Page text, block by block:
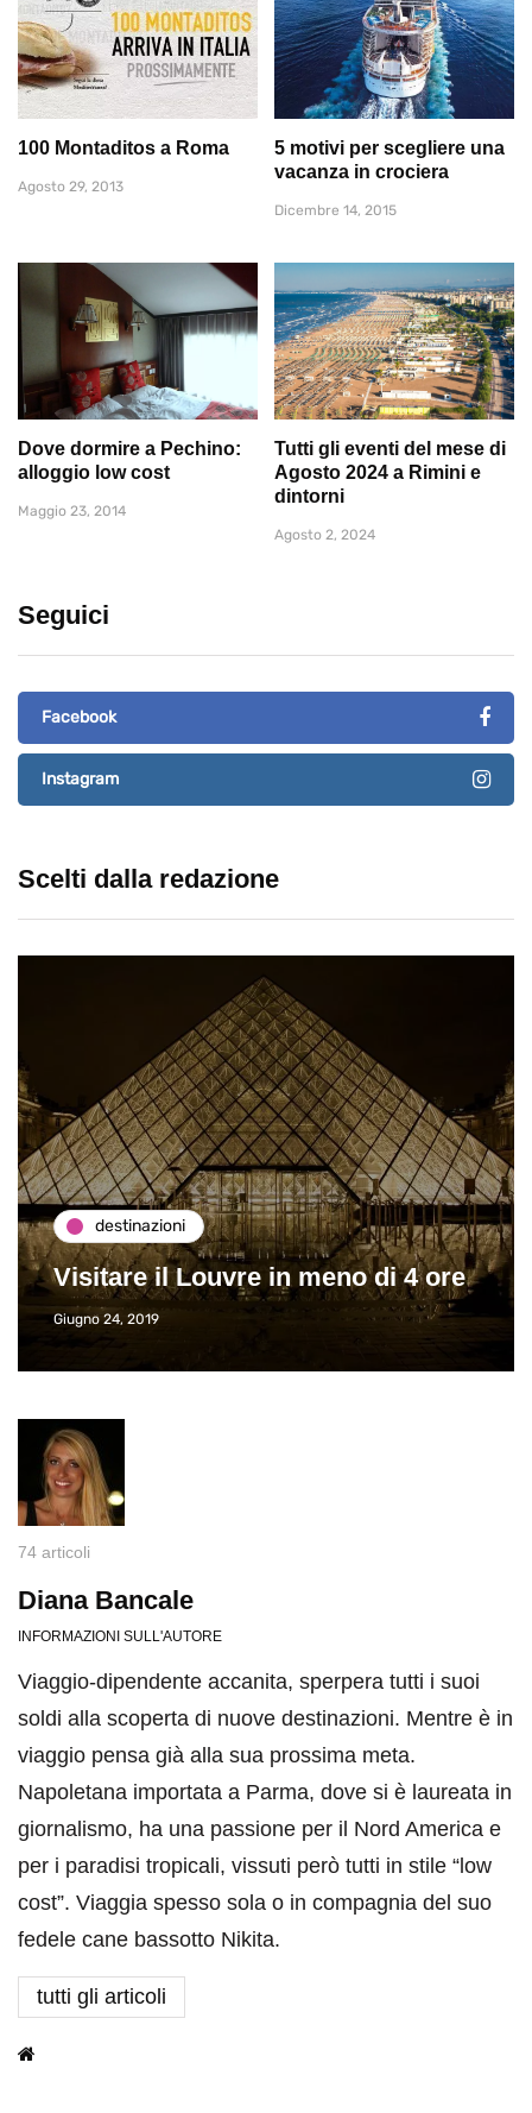
100 Montaditos a Roma
Agosto 29, 2013
5 motivi per scegliere una
vacanza in crociera
Dicembre 14, 2015
Dove dormire a Pechino:
alloggio low cost
Maggio 23, 2014
Tutti gli eventi del mese di
Agosto 2024 a Rimini e
dintorni
Agosto 2, 2024
Seguici
Facebook
Instagram
Scelti dalla redazione
destinazioni
Visitare il Louvre in meno di 4 ore
Giugno 24, 2019
74 articoli
Diana Bancale
INFORMAZIONI SULL'AUTORE
Viaggio-dipendente accanita, sperpera tutti i suoi
soldi alla scoperta di nuove destinazioni. Mentre è in
viaggio pensa già alla sua prossima meta.
Napoletana importata a Parma, dove si è laureata in
giornalismo, ha una passione per il Nord America e
per i paradisi tropicali, vissuti però tutti in stile “low
cost”. Viaggia spesso sola o in compagnia del suo
fedele cane bassotto Nikita.
tutti gli articoli